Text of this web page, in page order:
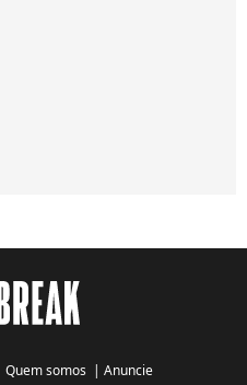
Quem somos | Anuncie